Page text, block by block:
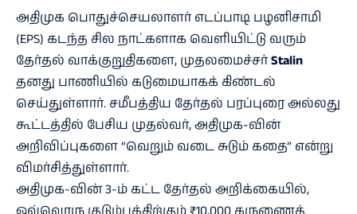
அதிமுக பொதுச்செயலாளர் எடப்பாடி பழனிசாமி
(EPS) கடந்த சில நாட்களாக வெளியிட்டு வரும்
தேர்தல் வாக்குறுதிகளை, முதலமைச்சர்Stalin
தனது பாணியில் கடுமையாகக் கிண்டல்
செய்துள்ளார். சமீபத்திய தேர்தல் பரப்புரை அல்லது
கூட்டத்தில் பேசிய முதல்வர், அதிமுக-வின்
அறிவிப்புகளை “வெறும் வடை சுடும் கதை” என்று
விமர்சித்துள்ளார்.
அதிமுக-வின் 3-ம் கட்ட தேர்தல் அறிக்கையில்,